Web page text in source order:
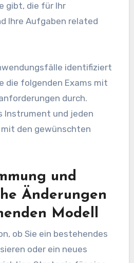
gibt, die für Ihr
Ihre Aufgaben related
identifiziert
die folgenden Exams mit
durch.
Instrument und jeden
den gewünschten
und
Änderungen
Modell
oder ein neues